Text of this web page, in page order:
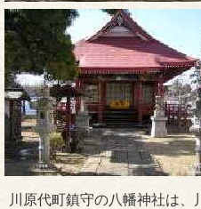
川原代町鎮守の八幡神社は、